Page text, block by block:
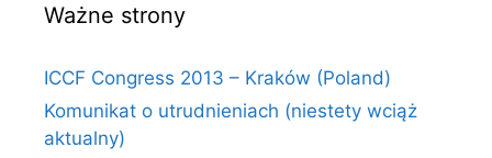
Ważne strony
ICCF Congress 2013 – Kraków (Poland)
Komunikat o utrudnieniach (niestety wciąż
aktualny)